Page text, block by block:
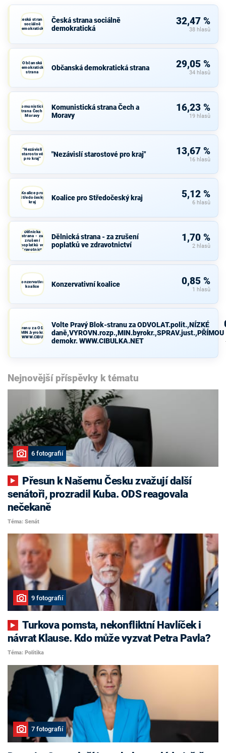
Česká strana
sociálně
demokratická
Česká strana sociálně
demokratická
32,47 %
38 hlasů
Občanská
demokratická
strana
Občanská demokratická strana 29,05 %
34 hlasů
Komunistická
strana Čech a
Moravy
Komunistická strana Čech a
Moravy
16,23 %
19 hlasů
"Nezávislí
starostové
pro kraj"
"Nezávislí starostové pro kraj" 13,67 %
16 hlasů
Koalice pro
Středočeský
kraj
Koalice pro Středočeský kraj 5,12 %
6 hlasů
Dělnická
strana - za
zrušení
poplatků ve
zdravotnictví
Dělnická strana - za zrušení
poplatků ve zdravotnictví
1,70 %
2 hlasů
Konzervativní
koalice
Konzervativní koalice 0,85 %
1 hlasů
Blok-stranu za ODVOLAT.polit.,NÍZKÉ
demokr. WWW.CIBULKA.NET
Volte Pravý Blok-stranu za ODVOLAT.polit.,NÍZKÉ
daně,VYROVN.rozp.,MIN.byrokr.,SPRAV.just.,PŘÍMOU
demokr. WWW.CIBULKA.NET
Nejnovější příspěvky k tématu
6 fotografií
senátoři, prozradil Kuba. ODS reagovala
nečekaně
Téma: Senát
9 fotografií
Turkova pomsta, nekonfliktní Havlíček i
návrat Klause. Kdo může vyzvat Petra Pavla?
Téma: Politika
7 fotografií